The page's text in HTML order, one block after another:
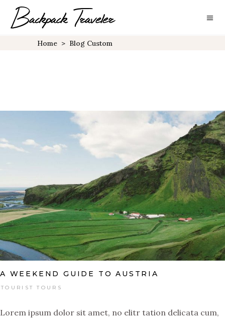
Home > Blog Custom
A WEEKEND GUIDE TO AUSTRIA
TOURIST TOURS
Lorem ipsum dolor sit amet, no elitr tation delicata cum,